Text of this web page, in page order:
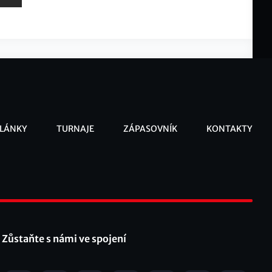
TURNAJE ZÁPASOVNÍK KONTAKTY
Zůstaňte s námi ve spojení